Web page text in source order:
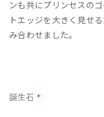
ンも共にプリンセスの
トエッジを大きく見せ
み合わせました。
誕生石 *